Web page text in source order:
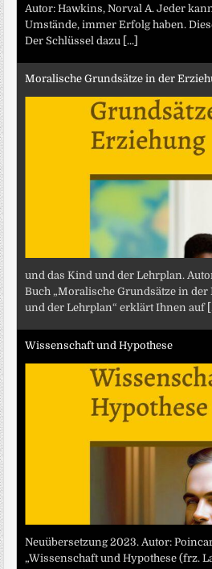
Autor: Hawkins, Norval A. Jeder
Umstände, immer Erfolg haben.
Der Schlüssel dazu [...]
Moralische Grundsätze in der
und das Kind und der Lehrplan.
Buch „Moralische Grundsätze in
und der Lehrplan“ erklärt Ihnen auf
Wissenschaft und Hypothese
Neuübersetzung 2023. Autor:
„Wissenschaft und Hypothese (frz.